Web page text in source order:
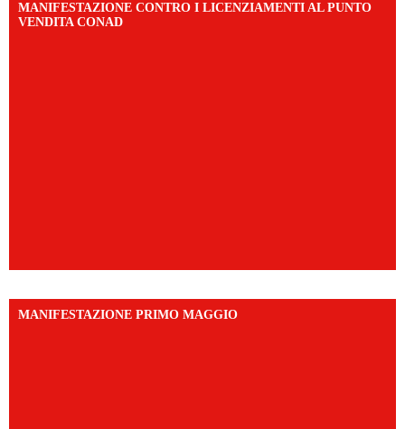
MANIFESTAZIONE CONTRO I LICENZIAMENTI AL PUNTO
VENDITA CONAD
MANIFESTAZIONE PRIMO MAGGIO